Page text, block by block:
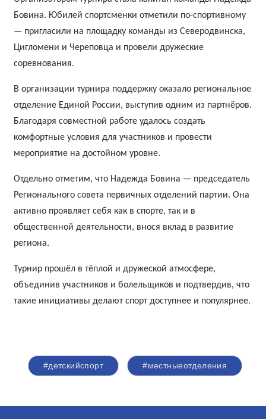
Бовина. Юбилей спортсменки отметили по-спортивному
— пригласили на площадку команды из Северодвинска,
Цигломени и Череповца и провели дружеские
соревнования.
В организации турнира поддержку оказало региональное
отделение Единой России, выступив одним из партнёров.
Благодаря совместной работе удалось создать
комфортные условия для участников и провести
мероприятие на достойном уровне.
Отдельно отметим, что Надежда Бовина — председатель
Регионального совета первичных отделений партии. Она
активно проявляет себя как в спорте, так и в
общественной деятельности, внося вклад в развитие
региона.
Турнир прошёл в тёплой и дружеской атмосфере,
объединив участников и болельщиков и подтвердив, что
такие инициативы делают спорт доступнее и популярнее.
#детскийспорт #местныеотделения